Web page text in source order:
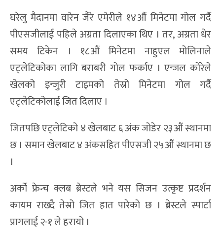
घरेलु मैदानमा वारेन जैरे एमेरीले १४औं मिनेटमा गोल गर्दै
पीएसजीलाई पहिले अग्रता दिलाएका थिए । तर, अग्रता धेर
समय टिकेन । १८औं मिनेटमा नाहुएल मोलिनाले
एट्लेटिकोका लागि बराबरी गोल फर्काए । एन्जल कोरेले
खेलको इन्जुरी टाइमको तेस्रो मिनेटमा गोल गर्दै
एट्लेटिकोलाई जित दिलाए ।
जितपछि एट्लेटिको ४ खेलबाट ६ अंक जोडेर २३औं स्थानमा
छ । समान खेलबाट ४ अंकसहित पीएसजी २५औं स्थानमा छ
।
अर्को फ्रेन्च क्लब ब्रेस्टले भने यस सिजन उत्कृष्ट प्रदर्शन
कायम राख्दै तेस्रो जित हात पारेको छ । ब्रेस्टले स्पार्टा
प्रागलाई २-१ ले हरायो ।